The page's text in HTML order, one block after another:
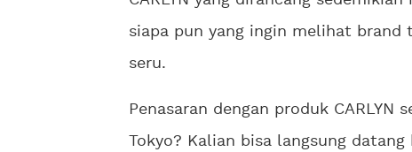
siapa pun yang ingin melihat brand
seru.
Penasaran dengan produk CARLYN
Tokyo? Kalian bisa langsung